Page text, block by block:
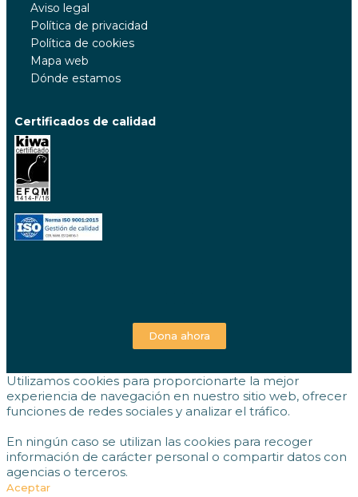
Aviso legal
Política de privacidad
Política de cookies
Mapa web
Dónde estamos
Certificados de calidad
Dona ahora
Utilizamos cookies para proporcionarte la mejor
experiencia de navegación en nuestro sitio web, ofrecer
funciones de redes sociales y analizar el tráfico.
En ningún caso se utilizan las cookies para recoger
información de carácter personal o compartir datos con
agencias o terceros.
Aceptar